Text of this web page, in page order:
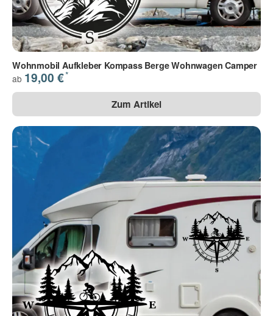
Wohnmobil Aufkleber Kompass Berge Wohnwagen Camper
ab 19,00 €*
Zum Artikel